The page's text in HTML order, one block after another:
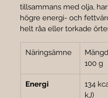
tillsammans med olja,
högre energi- och
helt råa eller torkade
Näringsämne
100 g
Energi
134
kJ)